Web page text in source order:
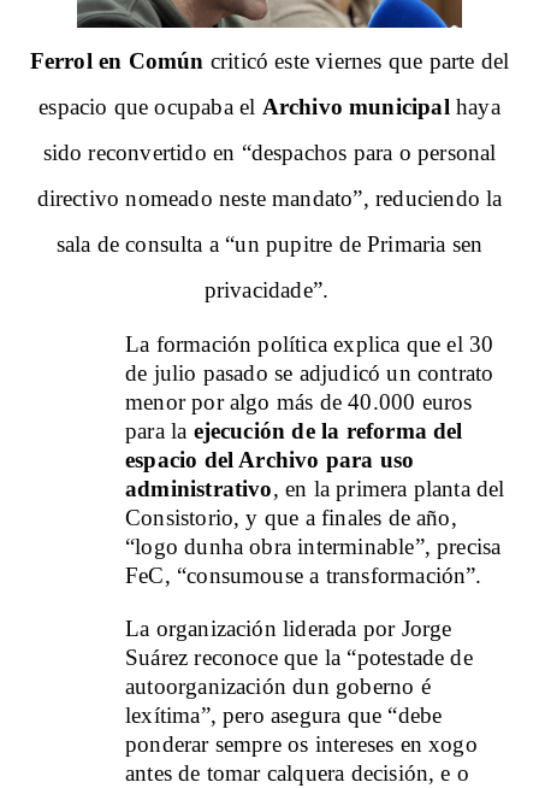
Ferrol en Común criticó este viernes que parte del
espacio que ocupaba el Archivo municipalhaya
sido reconvertido en “despachos para o personal
directivo nomeado neste mandato”, reduciendo la
sala de consulta a “un pupitre de Primaria sen
privacidade”.
La formación política explica que el 30
de julio pasado se adjudicó un contrato
menor por algo más de 40.000 euros
para la ejecución de la reforma del
espacio del Archivo para uso
administrativo, en la primera planta del
Consistorio, y que a finales de año,
“logo dunha obra interminable”, precisa
FeC, “consumouse a transformación”.
La organización liderada por Jorge
Suárez reconoce que la “potestade de
autoorganización dun goberno é
lexítima”, pero asegura que “debe
ponderar sempre os intereses en xogo
antes de tomar calquera decisión, e o